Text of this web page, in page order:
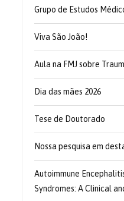
Grupo de Estudos
Viva São João!
Aula na FMJ sobre
Dia das mães 2026
Tese de Doutorado
Nossa pesquisa em
Autoimmune
Syndromes: A Clinical